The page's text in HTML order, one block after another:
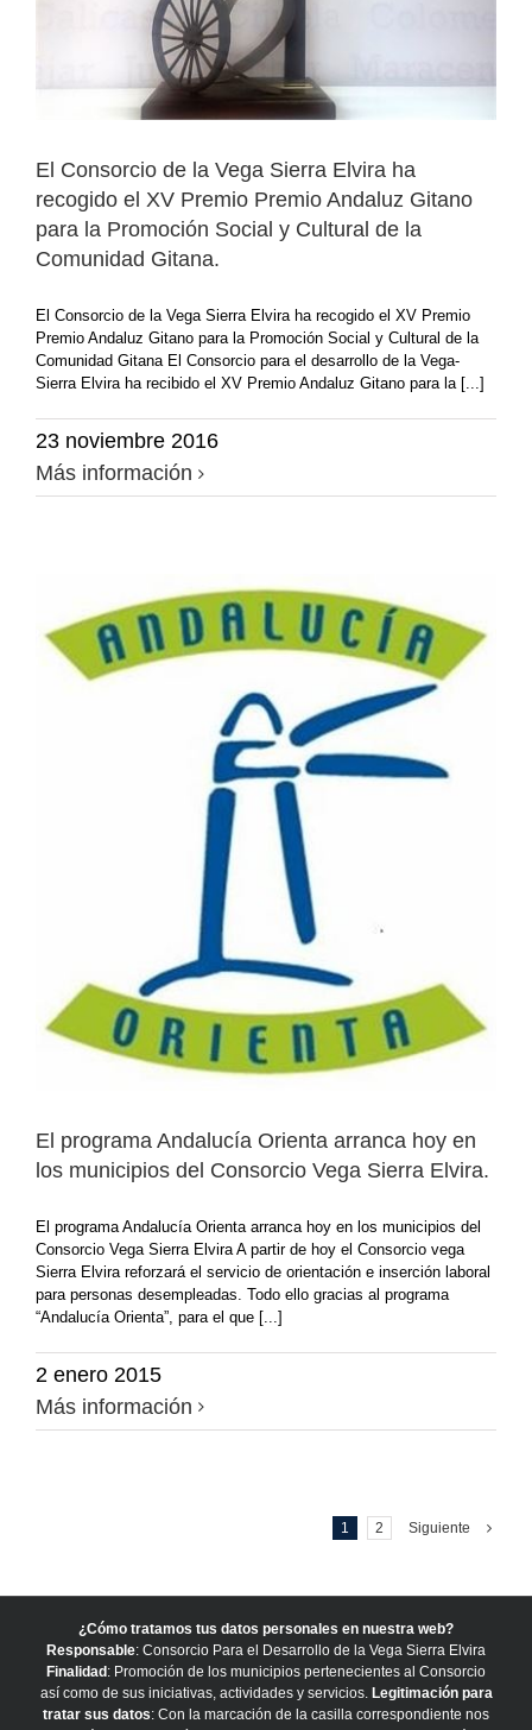
El Consorcio de la Vega Sierra Elvira ha
recogido el XV Premio Premio Andaluz Gitano
para la Promoción Social y Cultural de la
Comunidad Gitana.
El Consorcio de la Vega Sierra Elvira ha recogido el XV Premio
Premio Andaluz Gitano para la Promoción Social y Cultural de la
Comunidad Gitana El Consorcio para el desarrollo de la Vega-
Sierra Elvira ha recibido el XV Premio Andaluz Gitano para la [...]
23 noviembre 2016
Más información
El programa Andalucía Orienta arranca hoy en
los municipios del Consorcio Vega Sierra Elvira.
El programa Andalucía Orienta arranca hoy en los municipios del
Consorcio Vega Sierra Elvira A partir de hoy el Consorcio vega
Sierra Elvira reforzará el servicio de orientación e inserción laboral
para personas desempleadas. Todo ello gracias al programa
“Andalucía Orienta”, para el que [...]
2 enero 2015
Más información
1 2 Siguiente
¿Cómo tratamos tus datos personales en nuestra web?
Responsable: Consorcio Para el Desarrollo de la Vega Sierra Elvira
Finalidad : Promoción de los municipios pertenecientes al Consorcio
así como de sus iniciativas, actividades y servicios. Legitimación para
tratar sus datos: Con la marcación de la casilla correspondiente nos